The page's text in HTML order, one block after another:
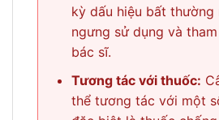
kỳ dấu hiệu bất thường
ngưng sử dụng và
bác sĩ.
Tương tác với thuốc:
thể tương tác với một